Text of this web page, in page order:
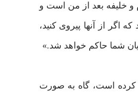
و خليفه بعد از من است و
اگر از آنها پيروى كنيد،
شما حاكم خواهد شد.»
كرده است، گاه به صورت